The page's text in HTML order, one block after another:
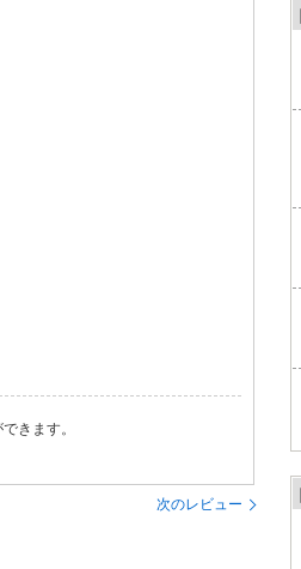
きます。
次のレビュー